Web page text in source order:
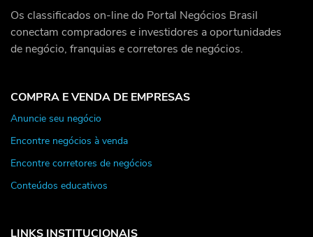
Os classificados on-line do Portal Negócios Brasil
conectam compradores e investidores a oportunidades
de negócio, franquias e corretores de negócios.
COMPRA E VENDA DE EMPRESAS
Anuncie seu negócio
Encontre negócios à venda
Encontre corretores de negócios
Conteúdos educativos
LINKS INSTITUCIONAIS